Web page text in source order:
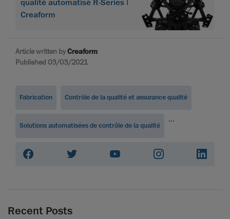
qualité automatisé R-Series |
Creaform
Article written byCreaform
Published 03/03/2021
Fabrication Contrôle de la qualité et assurance qualité
Solutions automatisées de contrôle de la qualité
...
Recent Posts